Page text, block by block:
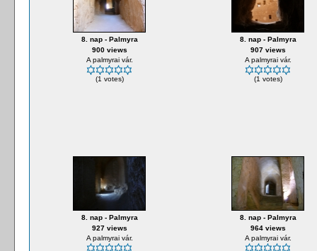
8. nap - Palmyra
900 views
A palmyrai vár.
(1 votes)
8. nap - Palmyra
907 views
A palmyrai vár.
(1 votes)
8. nap - Palmyra
927 views
A palmyrai vár.
8. nap - Palmyra
964 views
A palmyrai vár.